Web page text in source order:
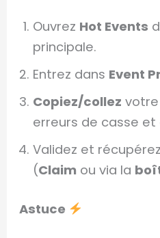
Ouvrez Hot Events
principale.
Entrez dans Event
Copiez/collez
erreurs de casse et
Validez et
(Claim ou via la
Astuce